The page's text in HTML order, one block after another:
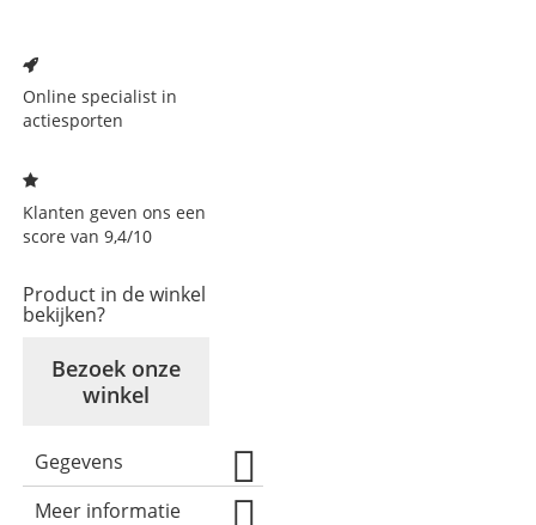
verlanglijst
Online specialist in
actiesporten
Klanten geven ons een
score van 9,4/10
Product in de winkel
bekijken?
Bezoek onze
winkel
Gegevens
Meer informatie